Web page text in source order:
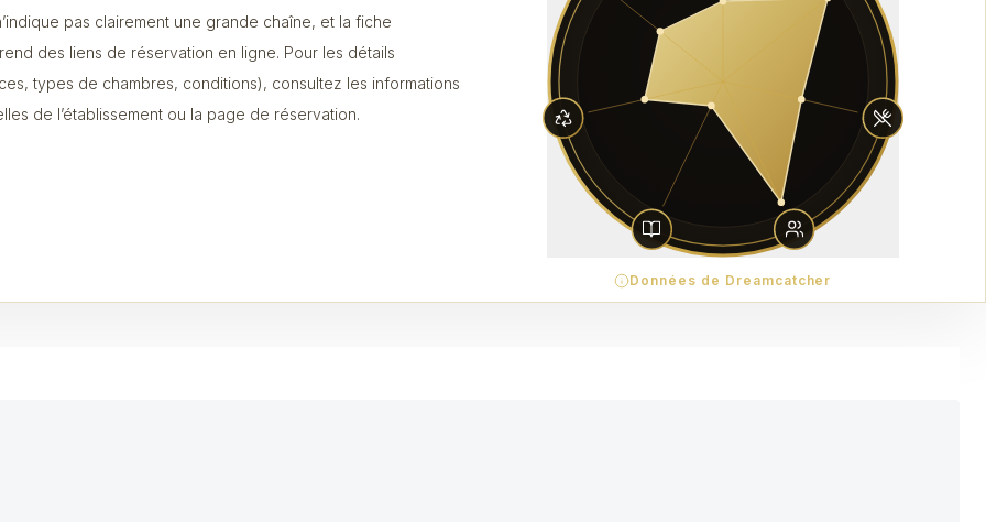
pas clairement une grande chaîne, et la fiche
des liens de réservation en ligne. Pour les détails
types de chambres, conditions), consultez les informations
de l’établissement ou la page de réservation.
Données de Dreamcatcher